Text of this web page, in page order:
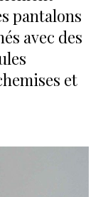
pantalons
avec des
et